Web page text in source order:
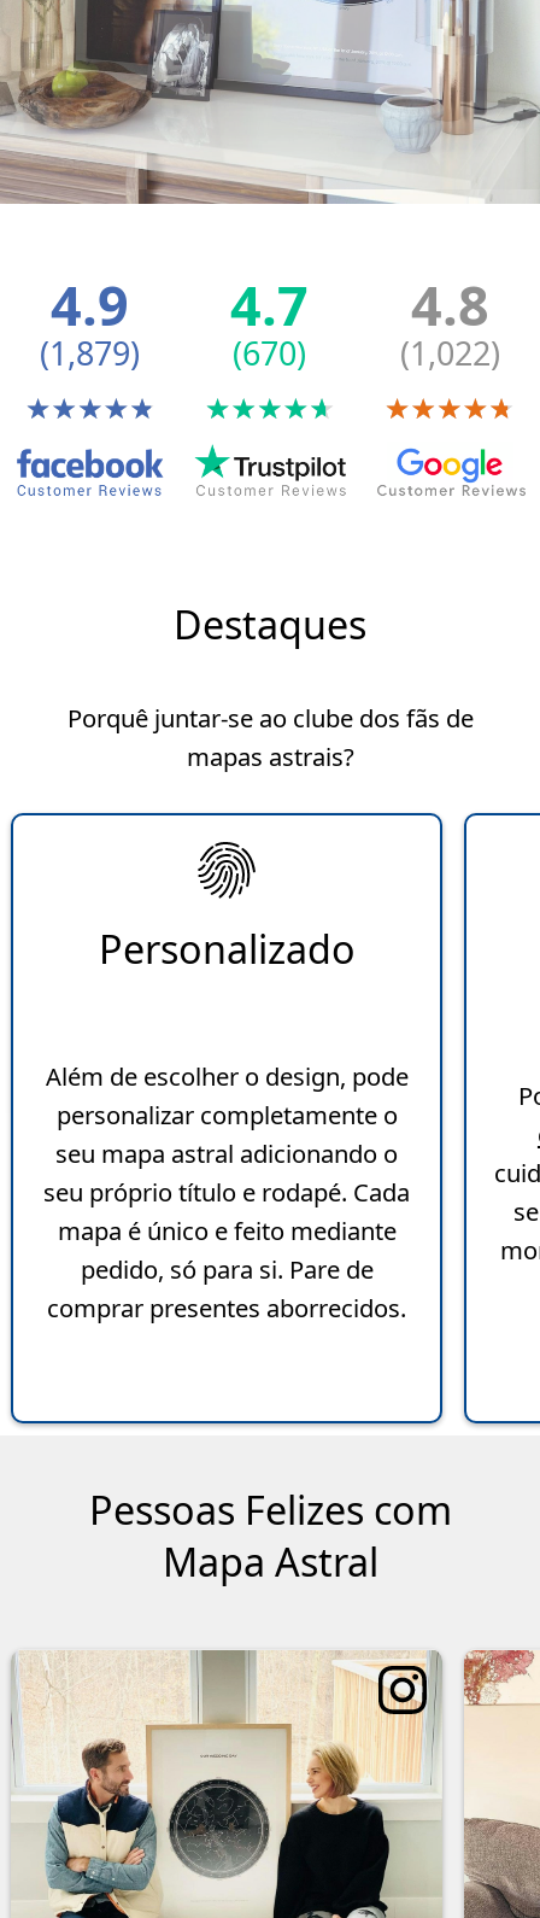
4.9
(1,879)
4.7
(670)
4.8
(1,022)
Destaques
Porquê juntar-se ao clube dos fãs de
mapas astrais?
Personalizado
Além de escolher o design, pode
personalizar completamente o
seu mapa astral adicionando o
seu próprio título e rodapé. Cada
mapa é único e feito mediante
pedido, só para si. Pare de
comprar presentes aborrecidos.
Pessoas Felizes com
Mapa Astral